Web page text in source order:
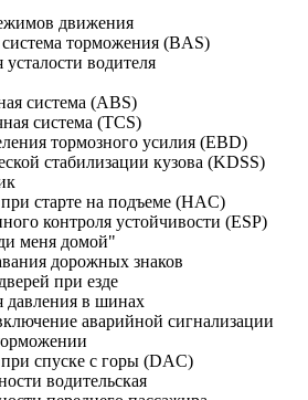
движения
торможения (BAS)
водителя
система (ABS)
система (TCS)
тормозного усилия (EBD)
стабилизации кузова (KDSS)
старте на подъеме (HAC)
контроля устойчивости (ESP)
меня домой"
дорожных знаков
при езде
давления в шинах
аварийной сигнализации
спуске с горы (DAC)
водительская